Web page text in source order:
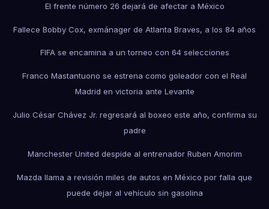
El frente número 26 dejará de afectar a México
Fallece Bobby Cox, exmánager de Atlanta Braves, a los 84 años
FIFA se encamina a un torneo con 64 selecciones
Franco Mastantuono se estrena como goleador con el Real
Madrid en victoria ante Levante
Julio César Chávez Jr. regresará al boxeo este año, confirma su
padre
Manchester United despide al entrenador Ruben Amorim
Mazda llama a revisión miles de autos en México por falla que
puede dejar al vehículo sin gasolina